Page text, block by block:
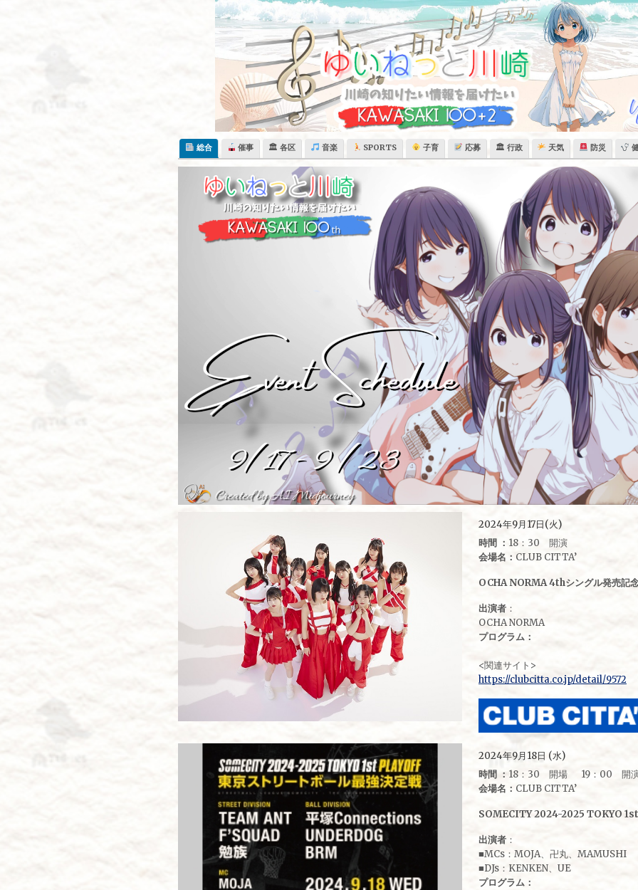
総合 催事 🏛 各区 音楽 SPORTS 子育 応募 🏛 行政 天気 防災
2024年9月17日(火)
時間 ： 18：30 開演
会場名： CLUB CITTA’
OCHA NORMA 4thシングル発売記
出演者：
OCHA NORMA
プログラム：
<関連サイト>
https://clubcitta.co.jp/detail/9572
2024年9月18日 (水)
時間 ： 18：30 開場 19：00 開
会場名： CLUB CITTA’
SOMECITY 2024-2025 TOKYO
出演者：
■MCs：MOJA、卍丸、MAMUSHI
■DJs：KENKEN、UE
プログラム：